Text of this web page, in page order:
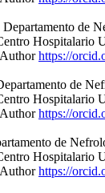
Departamento de
Hospitalario
Authorhttps://
de
Hospitalario
Authorhttps://
de
Hospitalario
Authorhttps://